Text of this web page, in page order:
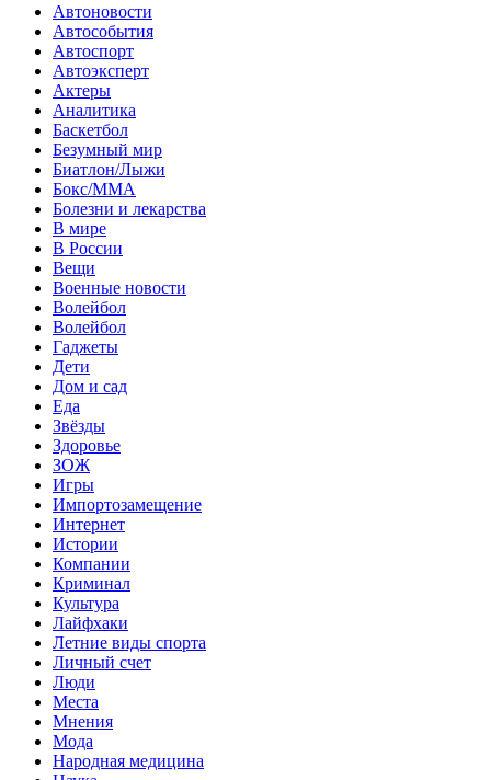
Автоновости
Автособытия
Автоспорт
Автоэксперт
Актеры
Аналитика
Баскетбол
Безумный мир
Биатлон/Лыжи
Бокс/MMA
Болезни и лекарства
В мире
В России
Вещи
Военные новости
Волейбол
Волейбол
Гаджеты
Дети
Дом и сад
Еда
Звёзды
Здоровье
ЗОЖ
Игры
Импортозамещение
Интернет
Истории
Компании
Криминал
Культура
Лайфхаки
Летние виды спорта
Личный счет
Люди
Места
Мнения
Мода
Народная медицина